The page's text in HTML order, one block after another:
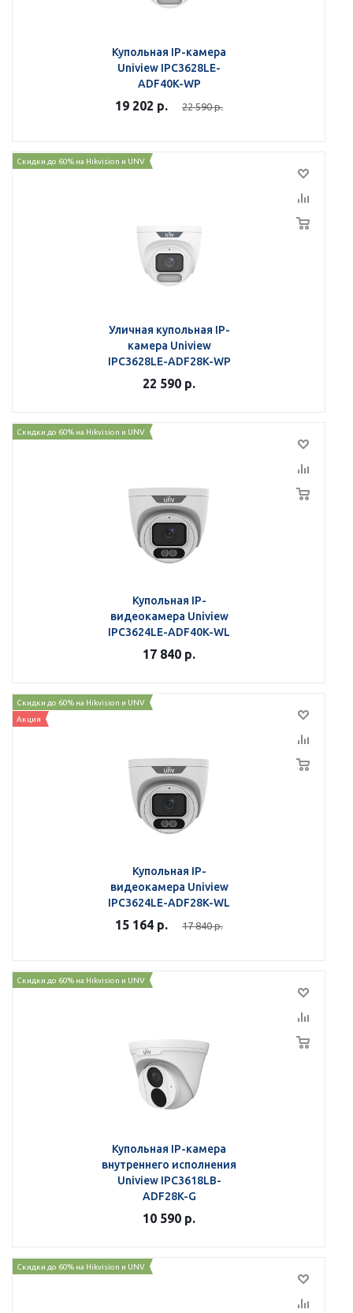
Купольная IP-камера
Uniview IPC3628LE-
ADF40K-WP
19 202 р. 22 590р.
Скидки до 60% на Hikvision и UNV
Уличная купольная IP-
камера Uniview
IPC3628LE-ADF28K-WP
22 590 р.
Скидки до 60% на Hikvision и UNV
Купольная IP-
видеокамера Uniview
IPC3624LE-ADF40K-WL
17 840 р.
Скидки до 60% на Hikvision и UNV
Акция
Купольная IP-
видеокамера Uniview
IPC3624LE-ADF28K-WL
15 164 р. 17 840р.
Скидки до 60% на Hikvision и UNV
Купольная IP-камера
внутреннего исполнения
Uniview IPC3618LB-
ADF28K-G
10 590 р.
Скидки до 60% на Hikvision и UNV